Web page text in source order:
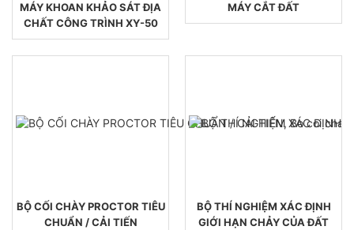
MÁY KHOAN KHẢO SÁT ĐỊA
CHẤT CÔNG TRÌNH XY-50
MÁY CẮT ĐẤT
BỘ CỐI CHÀY PROCTOR TIÊU
CHUẨN / CẢI TIẾN
BỘ THÍ NGHIỆM XÁC ĐỊNH
GIỚI HẠN CHẢY CỦA ĐẤT